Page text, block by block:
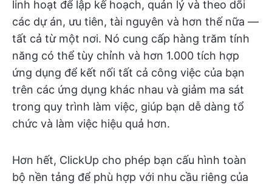
linh hoạt để lập kế hoạch, quản lý và theo dõi
các dự án, ưu tiên, tài nguyên và hơn thế nữa —
tất cả từ một nơi. Nó cung cấp hàng trăm tính
năng có thể tùy chỉnh và hơn 1.000 tích hợp
ứng dụng để kết nối tất cả công việc của bạn
trên các ứng dụng khác nhau và giảm ma sát
trong quy trình làm việc, giúp bạn dễ dàng tổ
chức và làm việc hiệu quả hơn.
Hơn hết, ClickUp cho phép bạn cấu hình toàn
bộ nền tảng để phù hợp với nhu cầu riêng của